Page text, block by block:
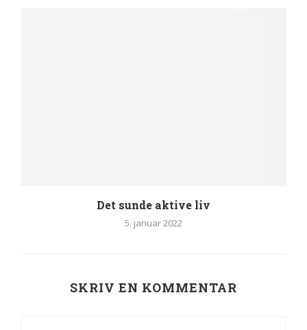
Det sunde aktive liv
5. januar 2022
SKRIV EN KOMMENTAR